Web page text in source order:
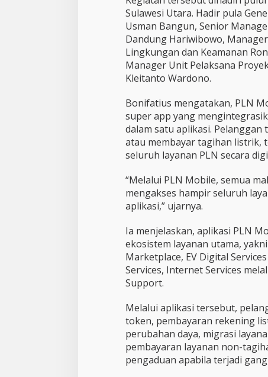
n
g
g
o
Sulawesi Utara. Hadir pula
Usman Bangun, Senior
Dandung Hariwibowo,
Lingkungan dan Keamanan
Manager Unit Pelaksana
Kleitanto Wardono.
Bonifatius mengatakan, PLN
super app yang
dalam satu aplikasi.
atau membayar tagihan listrik,
seluruh layanan PLN secara
“Melalui PLN Mobile, semua
mengakses hampir seluruh
aplikasi,” ujarnya.
Ia menjelaskan, aplikasi PLN
ekosistem layanan utama,
Marketplace, EV Digital
Services, Internet Services
Support.
Melalui aplikasi tersebut,
token, pembayaran rekening
perubahan daya, migrasi
pembayaran layanan non-
pengaduan apabila terjadi